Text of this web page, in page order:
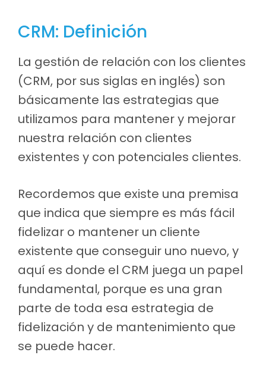
CRM: Definición
La gestión de relación con los clientes
(CRM, por sus siglas en inglés) son
básicamente las estrategias que
utilizamos para mantener y mejorar
nuestra relación con clientes
existentes y con potenciales clientes.
Recordemos que existe una premisa
que indica que siempre es más fácil
fidelizar o mantener un cliente
existente que conseguir uno nuevo, y
aquí es donde el CRM juega un papel
fundamental, porque es una gran
parte de toda esa estrategia de
fidelización y de mantenimiento que
se puede hacer.